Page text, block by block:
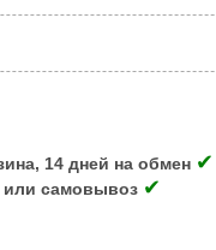
14 дней на обмен ✔
или самовывоз ✔